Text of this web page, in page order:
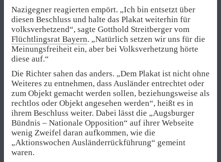
Nazigegner reagierten empört. „Ich bin entsetzt über
diesen Beschluss und halte das Plakat weiterhin für
volksverhetzend“, sagte Gotthold Streitberger vom
Flüchtlingsrat Bayern. „Natürlich setzen wir uns für die
Meinungsfreiheit ein, aber bei Volksverhetzung hörte
diese auf.“
Die Richter sahen das anders. „Dem Plakat ist nicht ohne
Weiteres zu entnehmen, dass Ausländer entrechtet oder
zum Objekt gemacht werden sollen, beziehungsweise als
rechtlos oder Objekt angesehen werden“, heißt es in
ihrem Beschluss weiter. Dabei lässt die „Augsburger
Bündnis – Nationale Opposition“ auf ihrer Webseite
wenig Zweifel daran aufkommen, wie die
„Aktionswochen Ausländerrückführung“ gemeint
waren.